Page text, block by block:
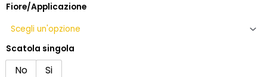
Fiore/Applicazione
Scatola singola
No Si